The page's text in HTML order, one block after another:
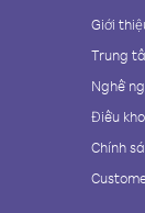
Giới
Trung
Nghề
Điều
Chính